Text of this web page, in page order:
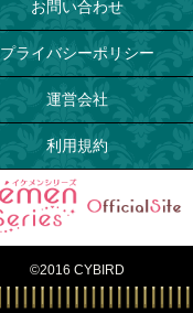
お問い合わせ
プライバシーポリシー
運営会社
利用規約
©2016 CYBIRD